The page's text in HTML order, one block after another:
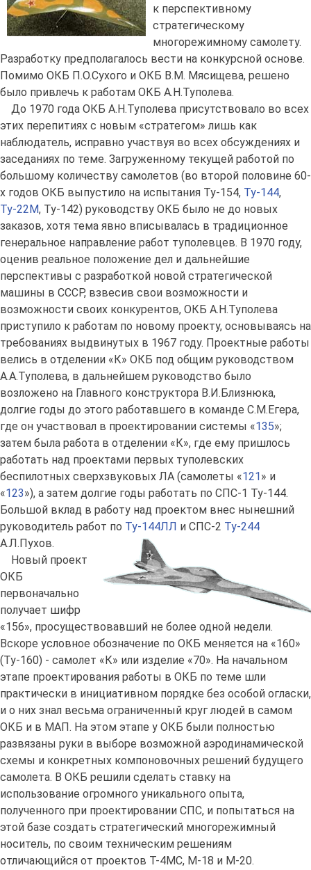
к перспективному
стратегическому
многорежимному самолету.
Разработку предполагалось вести на конкурсной основе.
Помимо ОКБ П.О.Сухого и ОКБ В.М. Мясищева, решено
было привлечь к работам ОКБ А.Н.Туполева.
До 1970 года ОКБ А.Н.Туполева присутствовало во всех
этих перепитиях с новым «стратегом» лишь как
наблюдатель, исправно участвуя во всех обсуждениях и
заседаниях по теме. Загруженному текущей работой по
большому количеству самолетов (во второй половине 60-
х годов ОКБ выпустило на испытания Ту-154, Ту-144,
Ту-22М, Ту-142) руководству ОКБ было не до новых
заказов, хотя тема явно вписывалась в традиционное
генеральное направление работ туполевцев. В 1970 году,
оценив реальное положение дел и дальнейшие
перспективы с разработкой новой стратегической
машины в СССР, взвесив свои возможности и
возможности своих конкурентов, ОКБ А.Н.Туполева
приступило к работам по новому проекту, основываясь на
требованиях выдвинутых в 1967 году. Проектные работы
велись в отделении «К» ОКБ под общим руководством
А.А.Туполева, в дальнейшем руководство было
возложено на Главного конструктора В.И.Близнюка,
долгие годы до этого работавшего в команде С.М.Егера,
где он участвовал в проектировании системы «135»;
затем была работа в отделении «К», где ему пришлось
работать над проектами первых туполевских
беспилотных сверхзвуковых ЛА (самолеты «121 » и
«123»), а затем долгие годы работать по СПС-1 Ту-144.
Большой вклад в работу над проектом внес нынешний
руководитель работ по Ту-144ЛЛ и СПС-2 Ту-244
А.Л.Пухов.
Новый проект
ОКБ
первоначально
получает шифр
«156», просуществовавший не более одной недели.
Вскоре условное обозначение по ОКБ меняется на «160»
(Ту-160) - самолет «К» или изделие «70». На начальном
этапе проектирования работы в ОКБ по теме шли
практически в инициативном порядке без особой огласки,
и о них знал весьма ограниченный круг людей в самом
ОКБ и в МАП. На этом этапе у ОКБ были полностью
развязаны руки в выборе возможной аэродинамической
схемы и конкретных компоновочных решений будущего
самолета. В ОКБ решили сделать ставку на
использование огромного уникального опыта,
полученного при проектировании СПС, и попытаться на
этой базе создать стратегический многорежимный
носитель, по своим техническим решениям
отличающийся от проектов Т-4МС, М-18 и М-20.